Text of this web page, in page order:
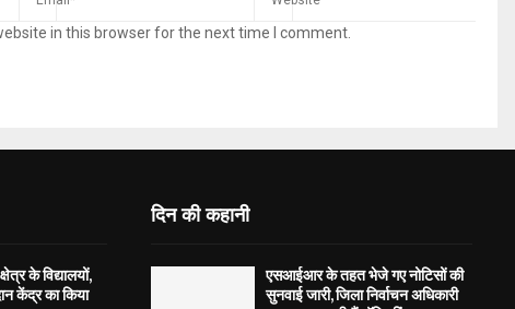
in this browser for the next time I comment.
के विद्यालयों,
केंद्र का किया
दिन की कहानी
एसआईआर के तहत भेजे गए नोटिसों की
सुनवाई जारी, जिला निर्वाचन अधिकारी